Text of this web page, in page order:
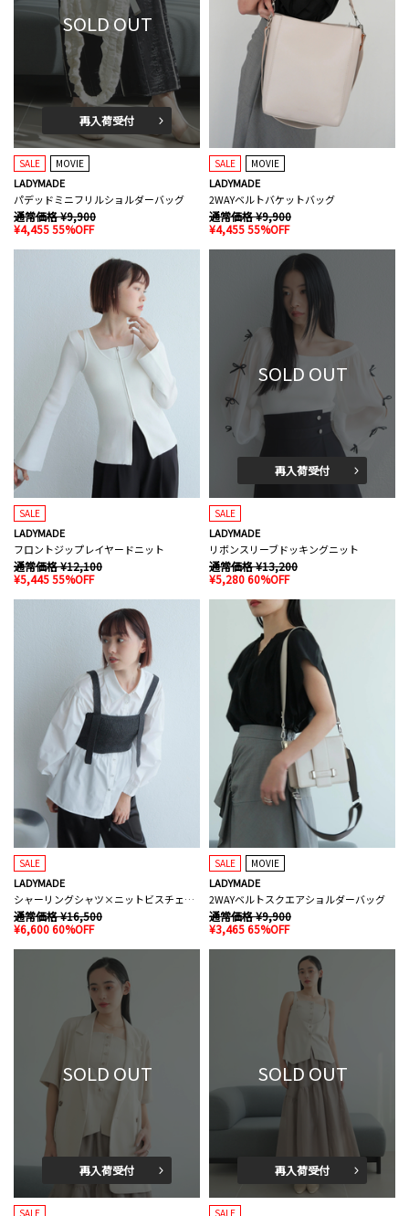
SOLD OUT
再入荷受付
SALE MOVIE
LADYMADE
パデッドミニフリルショルダーバッグ
通常価格 ¥9,900
¥4,455 55%OFF
SALE MOVIE
LADYMADE
2WAYベルトバケットバッグ
通常価格 ¥9,900
¥4,455 55%OFF
SALE
LADYMADE
フロントジップレイヤードニット
通常価格 ¥12,100
¥5,445 55%OFF
SOLD OUT
再入荷受付
SALE
LADYMADE
リボンスリーブドッキングニット
通常価格 ¥13,200
¥5,280 60%OFF
SALE
LADYMADE
シャーリングシャツ×ニットビスチェセット
通常価格 ¥16,500
¥6,600 60%OFF
SALE MOVIE
LADYMADE
2WAYベルトスクエアショルダーバッグ
通常価格 ¥9,900
¥3,465 65%OFF
SOLD OUT
再入荷受付
SALE
SOLD OUT
再入荷受付
SALE